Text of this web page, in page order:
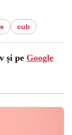
cub
și pe Google